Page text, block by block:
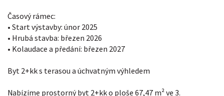
Časový rámec:
• Start výstavby: únor 2025
• Hrubá stavba: březen 2026
• Kolaudace a předání: březen 2027
Byt 2+kk s terasou a úchvatným výhledem
Nabízíme prostorný byt 2+kk o ploše 67,47 m² ve 3.